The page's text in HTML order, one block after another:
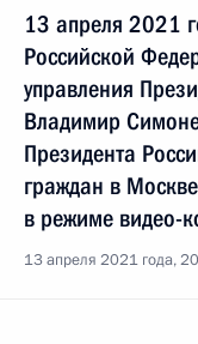
13 апреля 2021
Российской
управления
Владимир
Президента
граждан в
в режиме видео-
13 апреля 2021 года,